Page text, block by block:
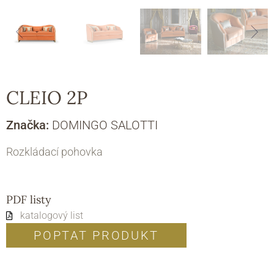
CLEIO 2P
Značka: DOMINGO SALOTTI
Rozkládací pohovka
PDF listy
katalogový list
POPTAT PRODUKT